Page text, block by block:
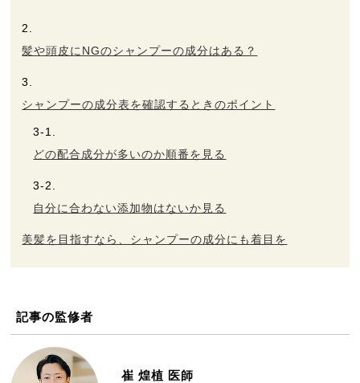
髪や頭皮にNGのシャンプーの成分はある？
シャンプーの成分表を確認するときのポイント
どの配合成分が多いのか順番を見る
自分に合わない添加物はないか見る
美髪を目指すなら、シャンプーの成分にも着目を
記事の監修者
崔 煌植 医師